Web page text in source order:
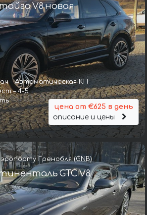
V8 новая
– Автоматическая КП
– 4-5
цена от €625 в день
описание и цены
Гренобля (GNB)
GTC V8